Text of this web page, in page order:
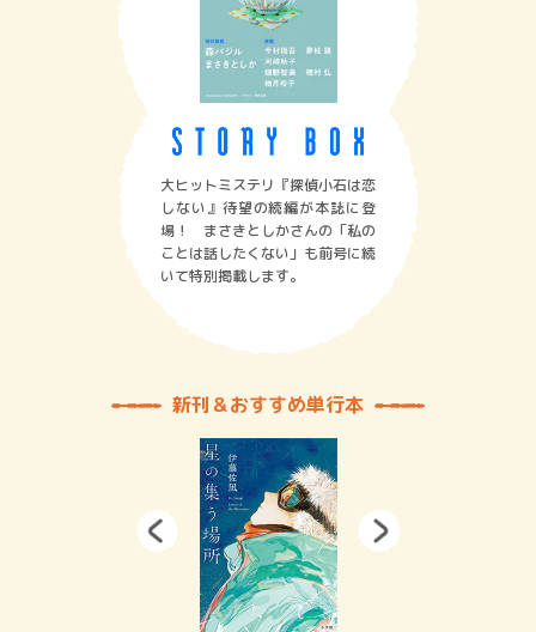
大ヒットミステリ『探偵小石は恋
しない』待望の続編が本誌に登
場！ まさきとしかさんの「私の
ことは話したくない」も前号に続
いて特別掲載します。
新刊＆おすすめ単行本